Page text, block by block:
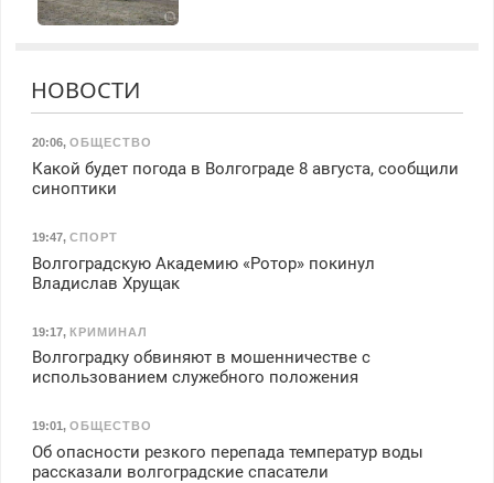
НОВОСТИ
20:06, ОБЩЕСТВО
Какой будет погода в Волгограде 8 августа, сообщили
синоптики
19:47, СПОРТ
Волгоградскую Академию «Ротор» покинул
Владислав Хрущак
19:17, КРИМИНАЛ
Волгоградку обвиняют в мошенничестве с
использованием служебного положения
19:01, ОБЩЕСТВО
Об опасности резкого перепада температур воды
рассказали волгоградские спасатели